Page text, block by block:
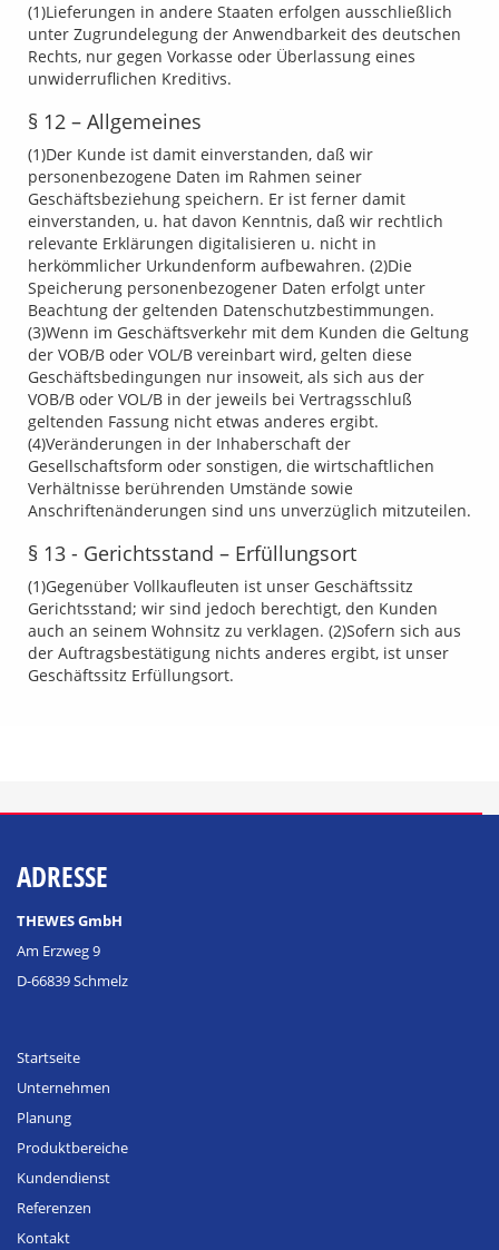
(1)Lieferungen in andere Staaten erfolgen ausschließlich
unter Zugrundelegung der Anwendbarkeit des deutschen
Rechts, nur gegen Vorkasse oder Überlassung eines
unwiderruflichen Kreditivs.
§ 12 – Allgemeines
(1)Der Kunde ist damit einverstanden, daß wir
personenbezogene Daten im Rahmen seiner
Geschäftsbeziehung speichern. Er ist ferner damit
einverstanden, u. hat davon Kenntnis, daß wir rechtlich
relevante Erklärungen digitalisieren u. nicht in
herkömmlicher Urkundenform aufbewahren. (2)Die
Speicherung personenbezogener Daten erfolgt unter
Beachtung der geltenden Datenschutzbestimmungen.
(3)Wenn im Geschäftsverkehr mit dem Kunden die Geltung
der VOB/B oder VOL/B vereinbart wird, gelten diese
Geschäftsbedingungen nur insoweit, als sich aus der
VOB/B oder VOL/B in der jeweils bei Vertragsschluß
geltenden Fassung nicht etwas anderes ergibt.
(4)Veränderungen in der Inhaberschaft der
Gesellschaftsform oder sonstigen, die wirtschaftlichen
Verhältnisse berührenden Umstände sowie
Anschriftenänderungen sind uns unverzüglich mitzuteilen.
§ 13 - Gerichtsstand – Erfüllungsort
(1)Gegenüber Vollkaufleuten ist unser Geschäftssitz
Gerichtsstand; wir sind jedoch berechtigt, den Kunden
auch an seinem Wohnsitz zu verklagen. (2)Sofern sich aus
der Auftragsbestätigung nichts anderes ergibt, ist unser
Geschäftssitz Erfüllungsort.
ADRESSE
THEWES GmbH
Am Erzweg 9
D-66839 Schmelz
Startseite
Unternehmen
Planung
Produktbereiche
Kundendienst
Referenzen
Kontakt